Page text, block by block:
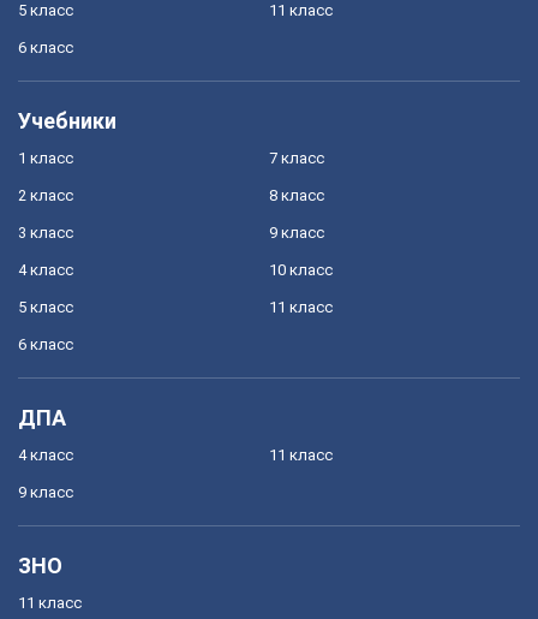
5 класс
6 класс
11 класс
Учебники
1 класс
2 класс
3 класс
4 класс
5 класс
6 класс
7 класс
8 класс
9 класс
10 класс
11 класс
ДПА
4 класс
9 класс
11 класс
ЗНО
11 класс